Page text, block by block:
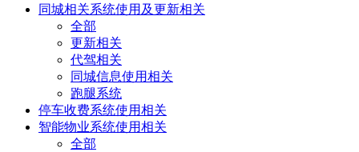
同城相关系统使用及更新相关
全部
更新相关
代驾相关
同城信息使用相关
跑腿系统
停车收费系统使用相关
智能物业系统使用相关
全部